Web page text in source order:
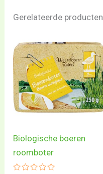
Gerelateerde producten
Biologische boeren
roomboter